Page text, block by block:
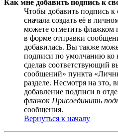
Как мне добавить подпись к
Чтобы добавить подпись
сначала создать её в
можете отметить флажком
в форме отправки
добавилась. Вы также
подписи по умолчанию ко
сделав соответствующий
сообщений» пункта
разделе. Несмотря на это,
добавление подписи в
флажок Присоединить
сообщения.
Вернуться к началу